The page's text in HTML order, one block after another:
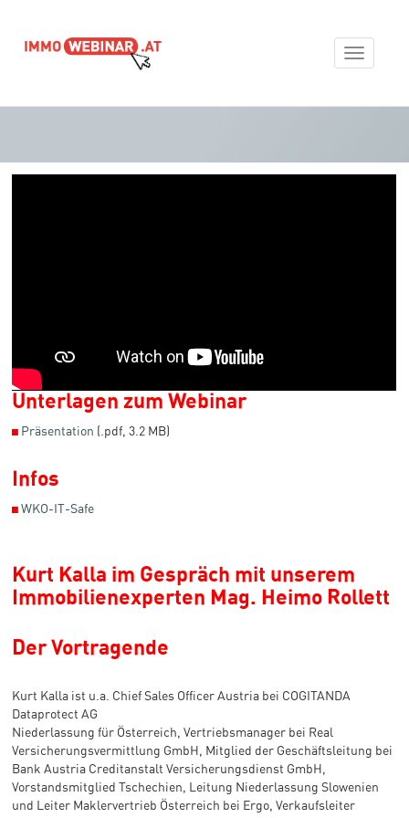
Unterlagen zum Webinar
◼ Präsentation (.pdf, 3.2 MB)
Infos
◼ WKO-IT-Safe
Kurt Kalla im Gespräch mit unserem
Immobilienexperten Mag. Heimo Rollett
Der Vortragende
Kurt Kalla ist u.a. Chief Sales Officer Austria bei COGITANDA
Dataprotect AG
Niederlassung für Österreich, Vertriebsmanager bei Real
Versicherungsvermittlung GmbH, Mitglied der Geschäftsleitung bei
Bank Austria Creditanstalt Versicherungsdienst GmbH,
Vorstandsmitglied Tschechien, Leitung Niederlassung Slowenien
und Leiter Maklervertrieb Österreich bei Ergo, Verkaufsleiter